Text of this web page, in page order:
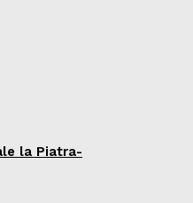
la Piatra-